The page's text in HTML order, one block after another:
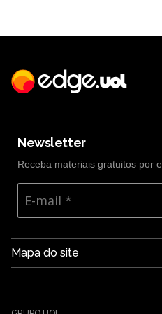
Newsletter
Receba materiais gratuitos por
Mapa do site